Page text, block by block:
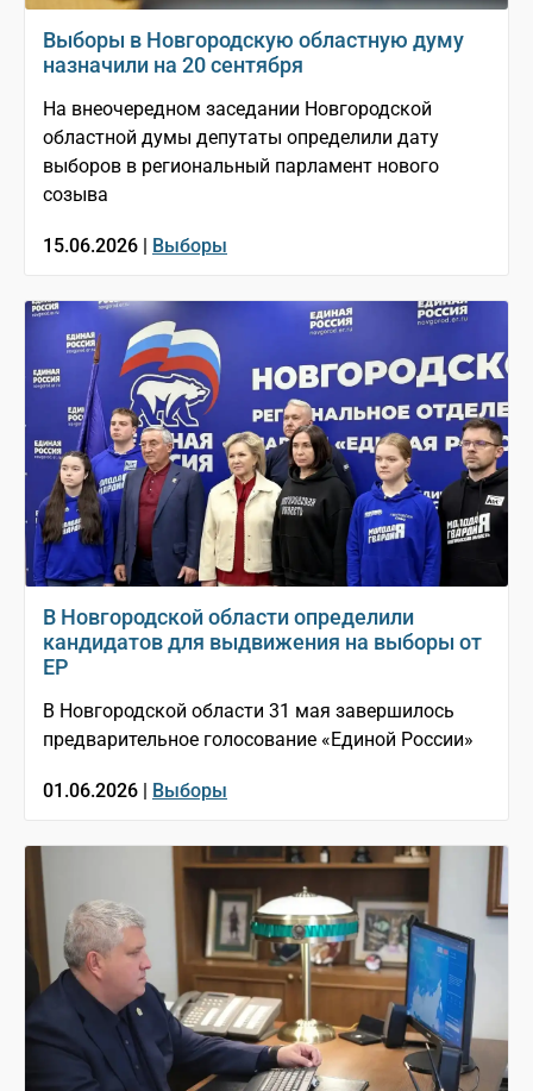
Выборы в Новгородскую областную думу
назначили на 20 сентября
На внеочередном заседании Новгородской
областной думы депутаты определили дату
выборов в региональный парламент нового
созыва
15.06.2026 | Выборы
В Новгородской области определили
кандидатов для выдвижения на выборы от
ЕР
В Новгородской области 31 мая завершилось
предварительное голосование «Единой России»
01.06.2026 | Выборы